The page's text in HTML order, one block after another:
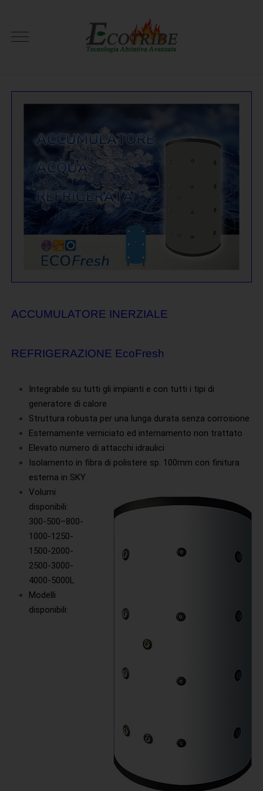
ACCUMULATORE INERZIALE
REFRIGERAZIONE EcoFresh
Integrabile su tutti gli impianti e con tutti i tipi di
generatore di calore
Struttura robusta per una lunga durata senza corrosione
Esternamente verniciato ed internamento non trattato
Elevato numero di attacchi idraulici
Isolamento in fibra di polistere sp. 100mm con finitura
esterna in SKY
Volumi
disponibili:
300-500–800-
1000-1250-
1500-2000-
2500-3000-
4000-5000L
Modelli
disponibili: